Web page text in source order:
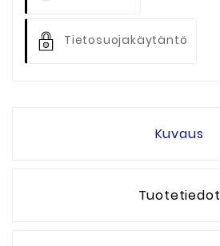
Tietosuojakäytäntö
Kuvaus
Tuotetiedot